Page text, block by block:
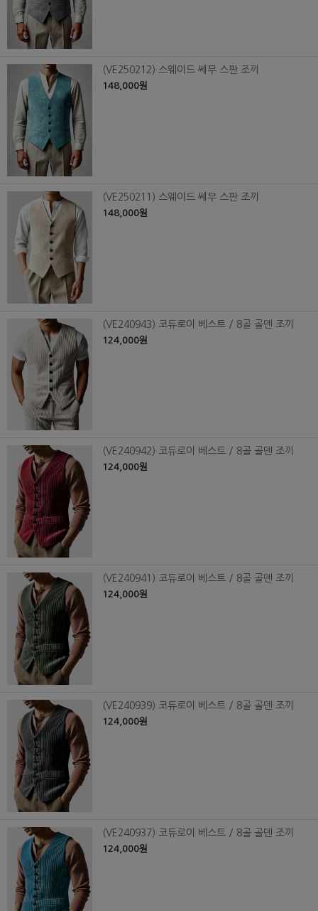
(VE250212) 스웨이드 쎄무 스판 조끼
148,000원
(VE250211) 스웨이드 쎄무 스판 조끼
148,000원
(VE240943) 코듀로이 베스트 / 8골 골덴 조끼
124,000원
(VE240942) 코듀로이 베스트 / 8골 골덴 조끼
124,000원
(VE240941) 코듀로이 베스트 / 8골 골덴 조끼
124,000원
(VE240939) 코듀로이 베스트 / 8골 골덴 조끼
124,000원
(VE240937) 코듀로이 베스트 / 8골 골덴 조끼
124,000원